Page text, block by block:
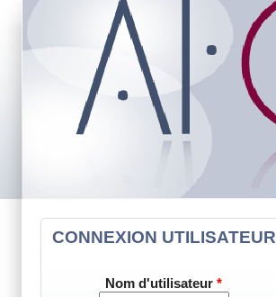
CONNEXION UTILISATEUR
Nom d'utilisateur *